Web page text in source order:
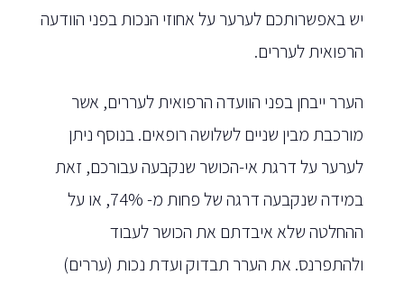
יש באפשרותכם לערער על אחוזי הנכות בפני הוודעה
הרפואית לעררים.
הערר ייבחן בפני הוועדה הרפואית לעררים, אשר
מורכבת מבין שניים לשלושה רופאים. בנוסף ניתן
לערער על דרגת אי-הכושר שנקבעה עבורכם, זאת
במידה שנקבעה דרגה של פחות מ- 74%, או על
ההחלטה שלא איבדתם את הכושר לעבוד
ולהתפרנס. את הערר תבדוק ועדת נכות (עררים)